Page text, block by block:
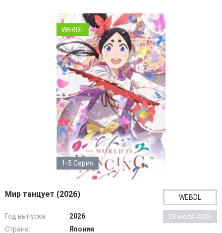
WEBDL
1-5 Серия
Мир танцует (2026) WEBDL
28 июля 2026
Год выпуска:
2026
Страна:
Япония